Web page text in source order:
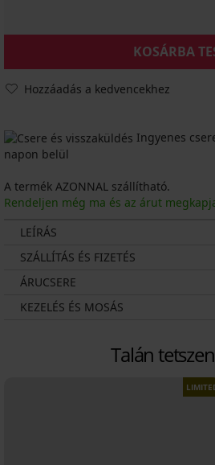
KOSÁRBA
Hozzáadás a kedvencekhez
Ingyenes
napon belül
A termék AZONNAL szállítható.
Rendeljen még ma és az árut
LEÍRÁS
SZÁLLÍTÁS ÉS FIZETÉS
ÁRUCSERE
KEZELÉS ÉS MOSÁS
Talán